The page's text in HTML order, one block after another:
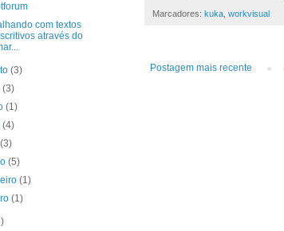
Marcadores: kuka workvisual
Postagem mais recente
com textos
através do
(3)
(3)
(1)
(4)
(3)
(5)
(1)
(1)